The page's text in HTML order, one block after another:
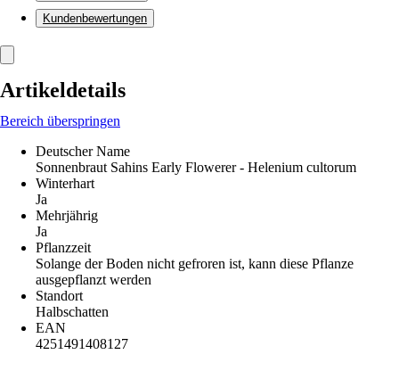
Kundenbewertungen
Artikeldetails
Bereich überspringen
Deutscher Name
Sonnenbraut Sahins Early Flowerer - Helenium cultorum
Winterhart
Ja
Mehrjährig
Ja
Pflanzzeit
Solange der Boden nicht gefroren ist, kann diese Pflanze
ausgepflanzt werden
Standort
Halbschatten
EAN
4251491408127